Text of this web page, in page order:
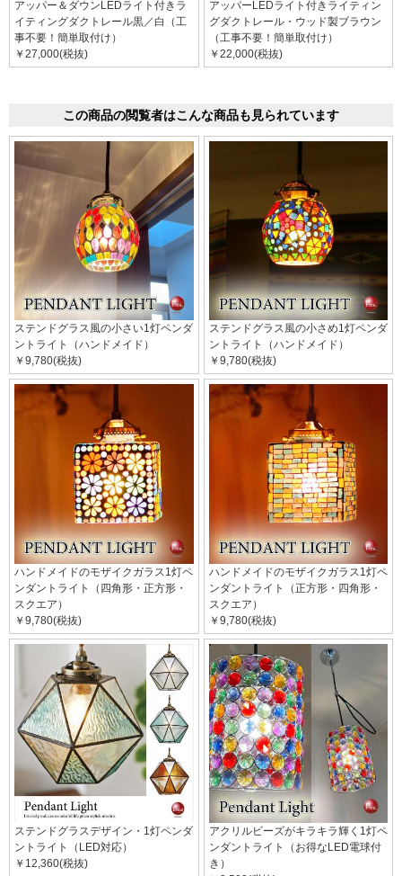
アッパー＆ダウンLEDライト付きラ
イティングダクトレール黒／白（工
事不要！簡単取付け）
￥27,000(税抜)
アッパーLEDライト付きライティン
グダクトレール・ウッド製ブラウン
（工事不要！簡単取付け）
￥22,000(税抜)
この商品の閲覧者はこんな商品も見られています
ステンドグラス風の小さい1灯ペンダ
ントライト（ハンドメイド）
￥9,780(税抜)
ステンドグラス風の小さめ1灯ペンダ
ントライト（ハンドメイド）
￥9,780(税抜)
ハンドメイドのモザイクガラス1灯ペ
ンダントライト（四角形・正方形・
スクエア）
￥9,780(税抜)
ハンドメイドのモザイクガラス1灯ペ
ンダントライト（正方形・四角形・
スクエア）
￥9,780(税抜)
ステンドグラスデザイン・1灯ペンダ
ントライト（LED対応）
￥12,360(税抜)
アクリルビーズがキラキラ輝く1灯ペ
ンダントライト（お得なLED電球付
き）